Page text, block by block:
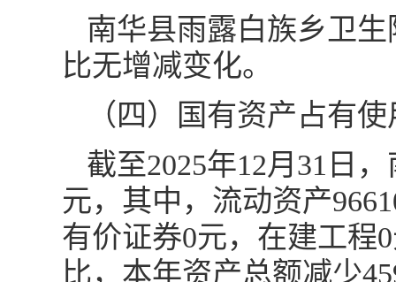
南华县雨露白族乡卫
比无增减变化。
（四）国有资产占有
截至2025年12月31日
元，其中，流动资产
有价证券0元，在建工程
比，本年资产总额减少